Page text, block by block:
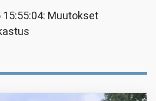
Muutokset